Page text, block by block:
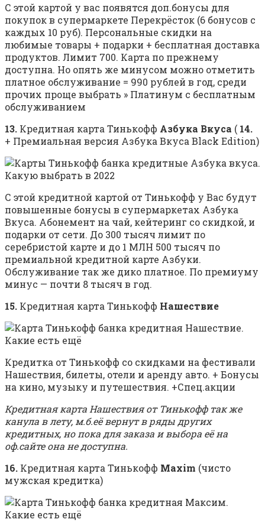
С этой картой у вас появятся доп.бонусы для
покупок в супермаркете Перекрёсток (6 бонусов с
каждых 10 руб). Персональные скидки на
любимые товары + подарки + бесплатная доставка
продуктов. Лимит 700. Карта по прежнему
доступна. Но опять же минусом можно отметить
платное обслуживание = 990 рублей в год, среди
прочих проще выбрать » Платинум с бесплатным
обслуживанием
13. Кредитная карта Тинькофф Азбука Вкуса ( 14.
+ Премиальная версия Азбука Вкуса Black Edition)
С этой кредитной картой от Тинькофф у Вас будут
повышенные бонусы в супермаркетах Азбука
Вкуса. Абонемент на чай, кейтеринг со скидкой, и
подарки от сети. До 300 тысяч лимит по
серебристой карте и до 1 МЛН 500 тысяч по
премиальной кредитной карте Азбуки.
Обслуживание так же дико платное. По премиуму
минус — почти 8 тысяч в год.
15. Кредитная карта Тинькофф Нашествие
Кредитка от Тинькофф со скидками на фестивали
Нашествия, билеты, отели и аренду авто. + Бонусы
на кино, музыку и путешествия. +Спец.акции
Кредитная карта Нашествия от Тинькофф так же
канула в лету, м.б.её вернут в ряды других
кредитных, но пока для заказа и выбора её на
оф.сайте она не доступна.
16. Кредитная карта Тинькофф Maxim (чисто
мужская кредитка)